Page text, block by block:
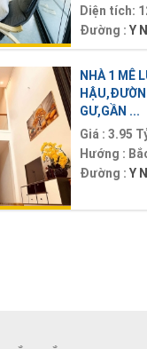
Diện tích:
Đường : Y
NHÀ 1 MÊ
GƯ,GẦN ...
Giá : 3.95
Hướng :
Đường : Y